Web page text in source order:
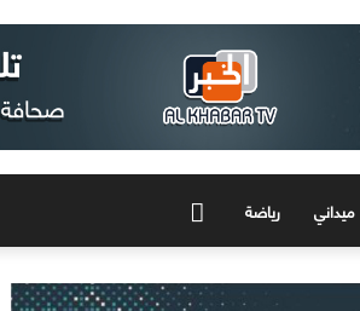
ميداني رياضة